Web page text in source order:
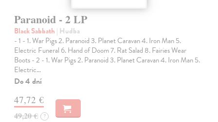
Paranoid - 2 LP
Black Sabbath | Hudba
- 1 - 1. War Pigs 2. Paranoid 3. Planet Caravan 4. Iron Man 5.
Electric Funeral 6. Hand of Doom 7. Rat Salad 8. Fairies Wear
Boots - 2 - 1. War Pigs 2. Paranoid 3. Planet Caravan 4. Iron Man 5.
Electric…
Do 4 dní
47,72 €
49,20 € ?